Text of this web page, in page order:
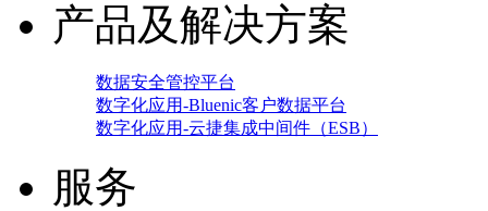
产品及解决方案
数据安全管控平台
数字化应用-Bluenic客户数据平台
数字化应用-云捷集成中间件（ESB）
服务